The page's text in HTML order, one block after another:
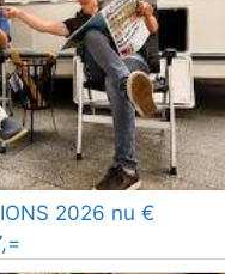
2026 nu €